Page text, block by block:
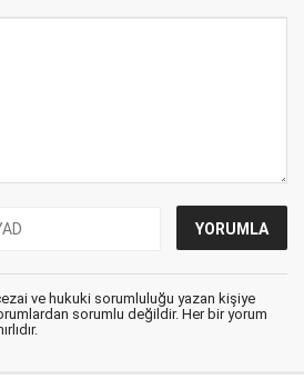
ve hukuki sorumluluğu yazan kişiye
sorumlu değildir. Her bir yorum